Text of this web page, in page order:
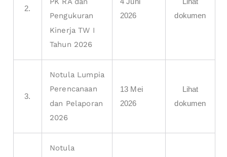
2.
Pengukuran
Kinerja TW I
Tahun 2026
2026
dokumen
3.
Notula Lumpia
Perencanaan
dan Pelaporan
2026
13 Mei
2026
Lihat
dokumen
Notula